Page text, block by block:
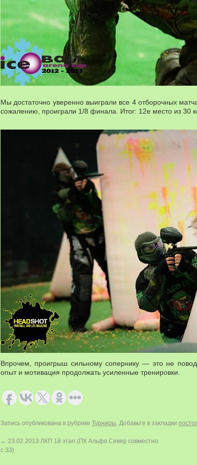
Мы достаточно уверенно выиграли все 4 отборочных
сожалению, проиграли 1/8 финала. Итог: 12е место из 30
Впрочем, проигрыш сильному сопернику — это не повод
опыт и мотивация продолжать усиленные тренировки.
Запись опубликована в рубрике Турниры. Добавьте в закладки
← 23.02.2013 ЛКП 1й этап (ПК Альфа Север совместно
с ЗЗ)